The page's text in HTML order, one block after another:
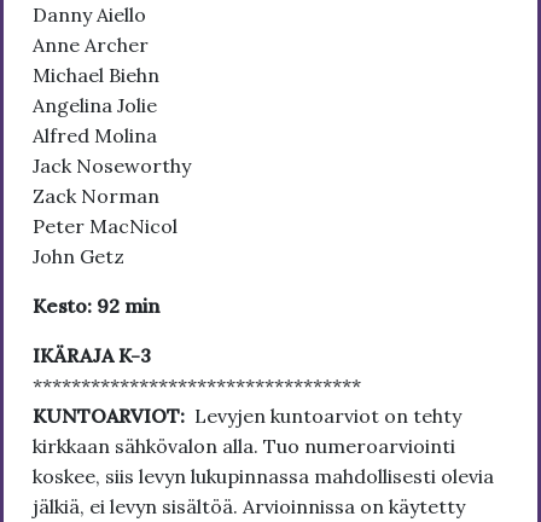
Danny Aiello
Anne Archer
Michael Biehn
Angelina Jolie
Alfred Molina
Jack Noseworthy
Zack Norman
Peter MacNicol
John Getz
Kesto: 92 min
IKÄRAJA K-3
**********************************
KUNTOARVIOT: Levyjen kuntoarviot on tehty
kirkkaan sähkövalon alla. Tuo numeroarviointi
koskee, siis levyn lukupinnassa mahdollisesti olevia
jälkiä, ei levyn sisältöä. Arvioinnissa on käytetty